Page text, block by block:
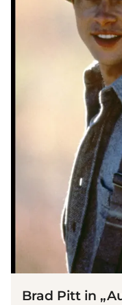
Brad Pitt in